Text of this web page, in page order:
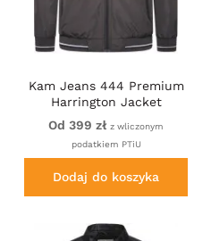
Kam Jeans 444 Premium
Harrington Jacket
Charcoal
Od 399 zł z wliczonym
podatkiem PTiU
Dodaj do koszyka